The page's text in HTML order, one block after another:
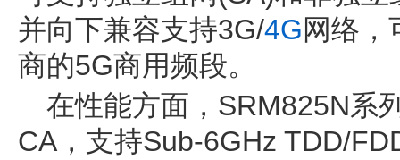
并向下兼容支持3G/4G网络，
商的5G商用频段。
在性能方面，SRM825N系
CA，支持Sub-6GHz TDD/